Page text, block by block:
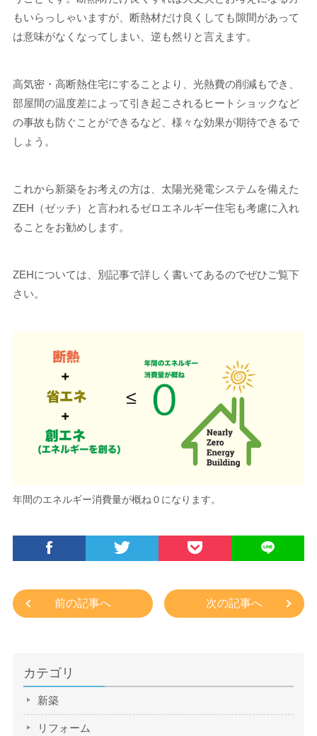
もいらっしゃいますが、断熱材だけ良くしても隙間があって
は意味がなくなってしまい、逆も然りと言えます。
高気密・高断熱住宅にすることより、光熱費の削減もでき、
部屋間の温度差によって引き起こされるヒートショックなど
の事故も防ぐことができるなど、様々な効果が期待できるで
しょう。
これから新築をお考えの方は、太陽光発電システムを備えた
ZEH（ゼッチ）と言われるゼロエネルギー住宅も考慮に入れ
ることをお勧めします。
ZEHについては、別記事で詳しく書いてあるのでぜひご覧下
さい。
年間のエネルギー消費量が概ね０になります。
前の記事へ 次の記事へ
カテゴリ
新築
リフォーム